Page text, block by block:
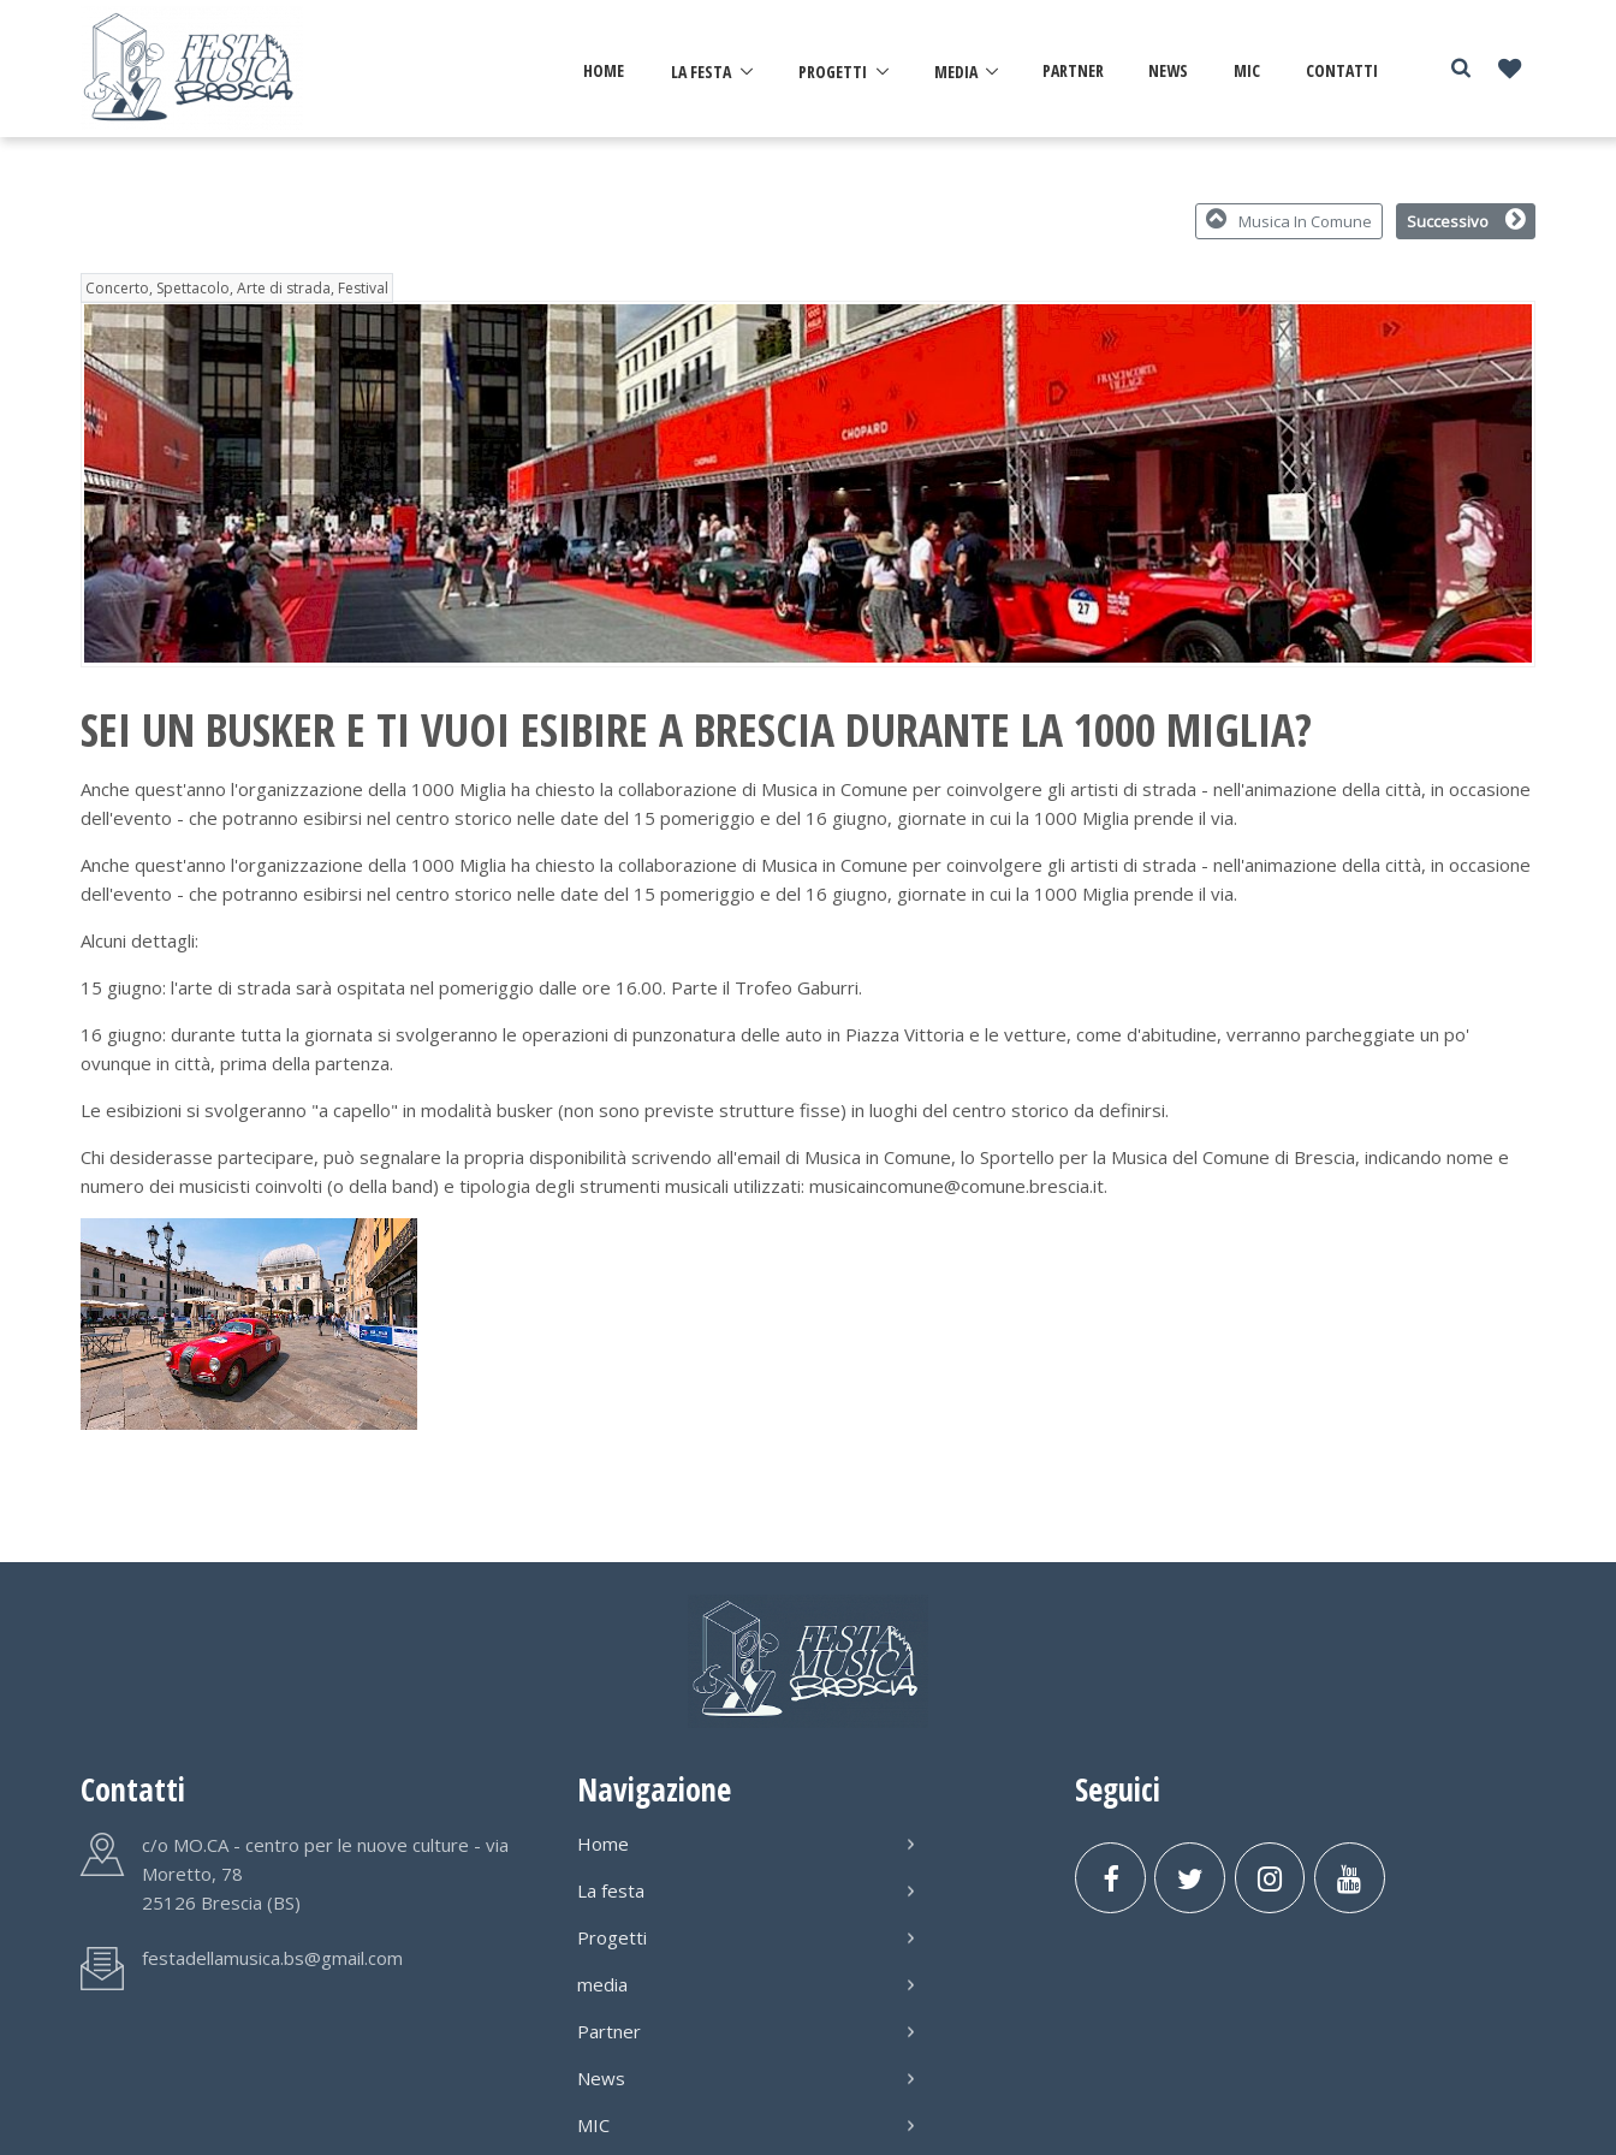
HOME LA FESTA PROGETTI MEDIA PARTNER NEWS MIC CONTATTI
Musica In Comune Successivo
Concerto, Spettacolo, Arte di strada, Festival
SEI UN BUSKER E TI VUOI ESIBIRE A BRESCIA DURANTE LA 1000 MIGLIA?
Anche quest'anno l'organizzazione della 1000 Miglia ha chiesto la collaborazione di Musica in Comune per coinvolgere gli artisti di strada - nell'animazione della città, in occasione
dell'evento - che potranno esibirsi nel centro storico nelle date del 15 pomeriggio e del 16 giugno, giornate in cui la 1000 Miglia prende il via.
Anche quest'anno l'organizzazione della 1000 Miglia ha chiesto la collaborazione di Musica in Comune per coinvolgere gli artisti di strada - nell'animazione della città, in occasione
dell'evento - che potranno esibirsi nel centro storico nelle date del 15 pomeriggio e del 16 giugno, giornate in cui la 1000 Miglia prende il via.
Alcuni dettagli:
15 giugno: l'arte di strada sarà ospitata nel pomeriggio dalle ore 16.00. Parte il Trofeo Gaburri.
16 giugno: durante tutta la giornata si svolgeranno le operazioni di punzonatura delle auto in Piazza Vittoria e le vetture, come d'abitudine, verranno parcheggiate un po'
ovunque in città, prima della partenza.
Le esibizioni si svolgeranno "a capello" in modalità busker (non sono previste strutture fisse) in luoghi del centro storico da definirsi.
Chi desiderasse partecipare, può segnalare la propria disponibilità scrivendo all'email di Musica in Comune, lo Sportello per la Musica del Comune di Brescia, indicando nome e
numero dei musicisti coinvolti (o della band) e tipologia degli strumenti musicali utilizzati: musicaincomune@comune.brescia.it.
Contatti
c/o MO.CA - centro per le nuove culture - via
Moretto, 78
25126 Brescia (BS)
festadellamusica.bs@gmail.com
Navigazione
Home
La festa
Progetti
media
Partner
News
MIC
Seguici